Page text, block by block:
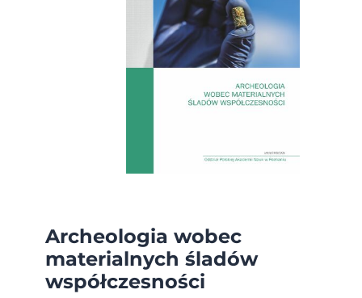
Archeologia wobec
materialnych śladów
współczesności